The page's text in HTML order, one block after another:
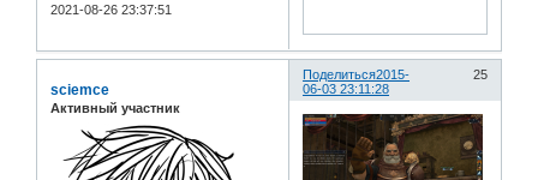
2021-08-26 23:37:51
Поделиться 25
2015-
06-03 23:11:28
sciemce
Активный участник